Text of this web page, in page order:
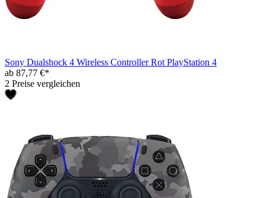
Sony Dualshock 4 Wireless Controller Rot PlayStation 4
ab 87,77 €*
2 Preise vergleichen